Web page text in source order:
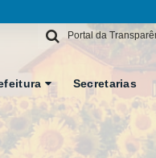
Portal da
Secretarias